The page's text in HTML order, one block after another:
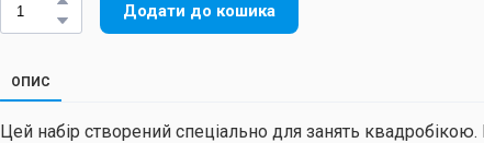
Додати до кошика
ОПИС
Цей набір створений спеціально для занять квадробікою.